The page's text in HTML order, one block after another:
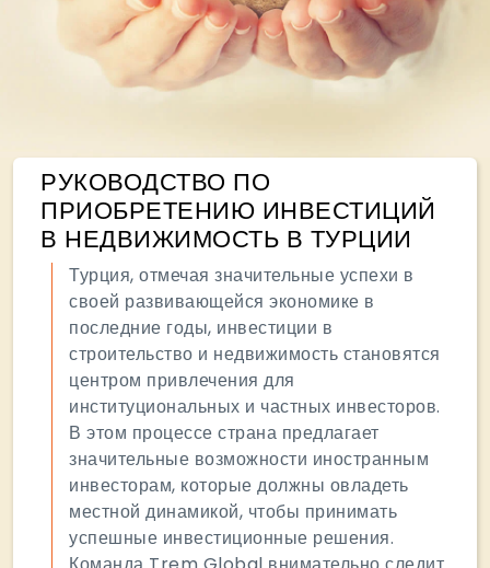
РУКОВОДСТВО ПО
ПРИОБРЕТЕНИЮ ИНВЕСТИЦИЙ
В НЕДВИЖИМОСТЬ В ТУРЦИИ
Турция, отмечая значительные успехи в
своей развивающейся экономике в
последние годы, инвестиции в
строительство и недвижимость становятся
центром привлечения для
институциональных и частных инвесторов.
В этом процессе страна предлагает
значительные возможности иностранным
инвесторам, которые должны овладеть
местной динамикой, чтобы принимать
успешные инвестиционные решения.